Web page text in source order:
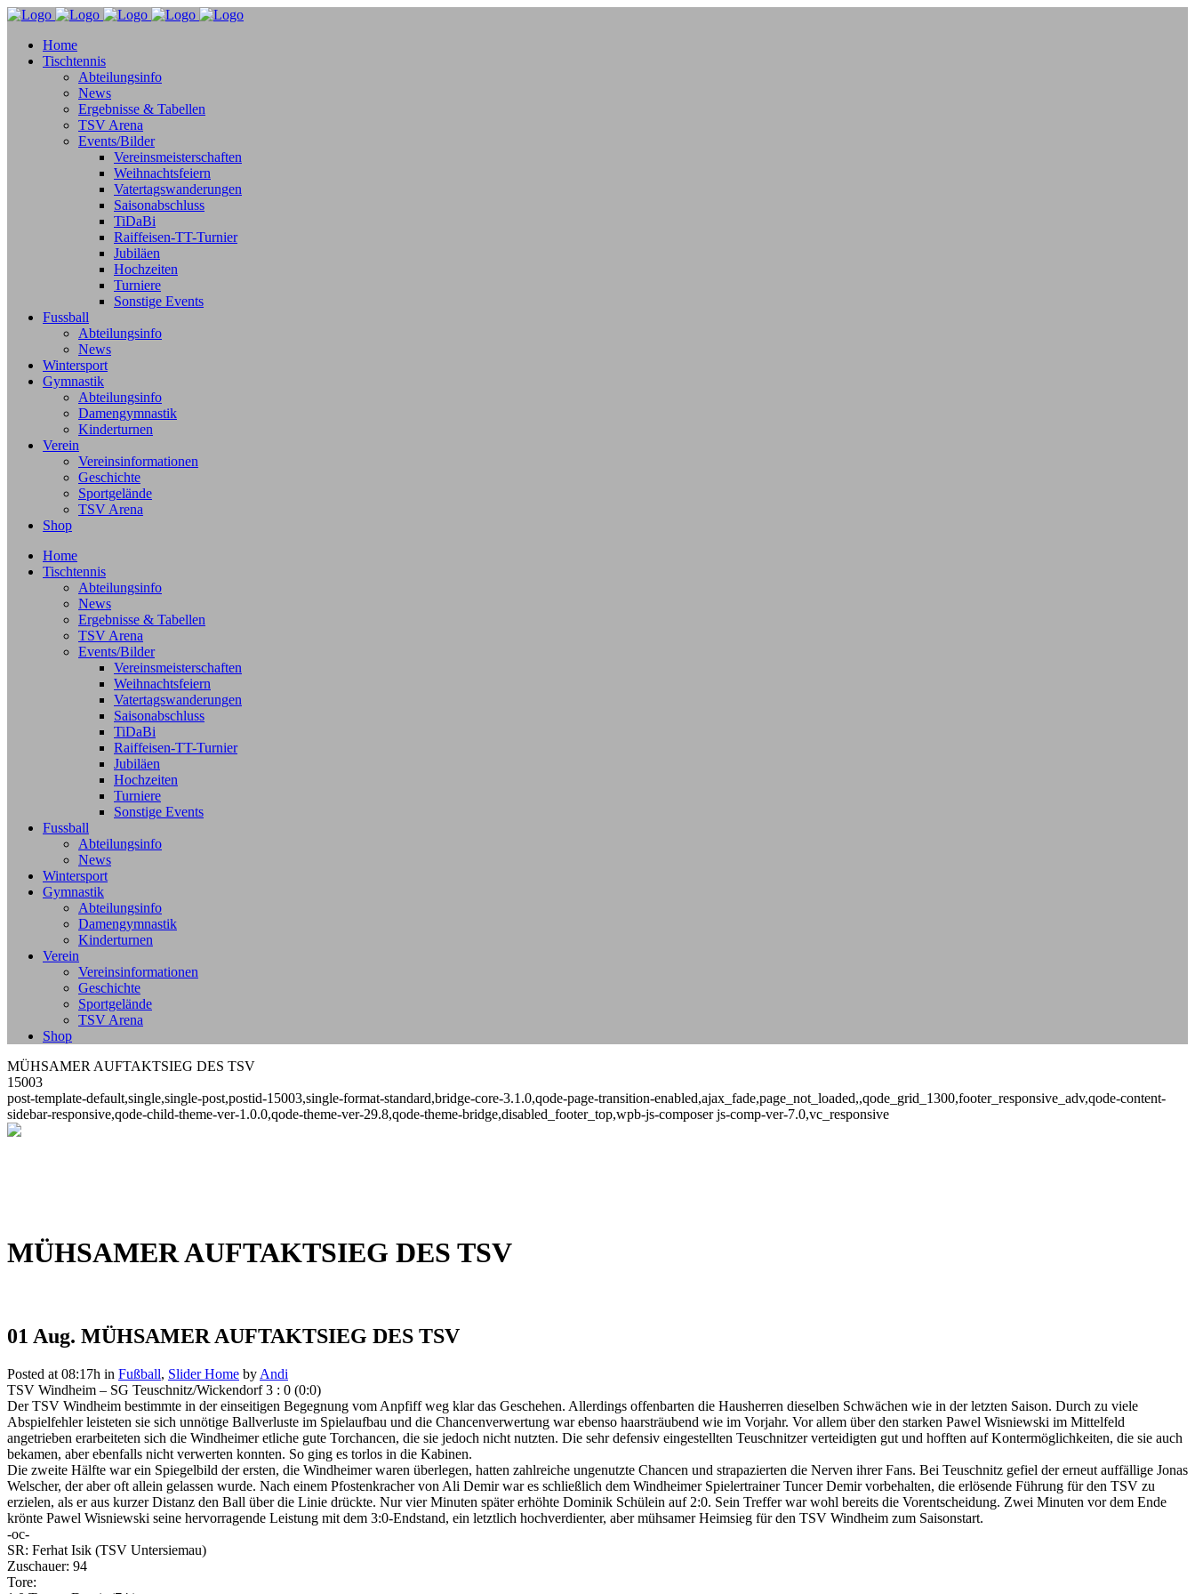
Home
Tischtennis
Abteilungsinfo
News
Ergebnisse & Tabellen
TSV Arena
Events/Bilder
Vereinsmeisterschaften
Weihnachtsfeiern
Vatertagswanderungen
Saisonabschluss
TiDaBi
Raiffeisen-TT-Turnier
Jubiläen
Hochzeiten
Turniere
Sonstige Events
Fussball
Abteilungsinfo
News
Wintersport
Gymnastik
Abteilungsinfo
Damengymnastik
Kinderturnen
Verein
Vereinsinformationen
Geschichte
Sportgelände
TSV Arena
Shop
Home
Tischtennis
Abteilungsinfo
News
Ergebnisse & Tabellen
TSV Arena
Events/Bilder
Vereinsmeisterschaften
Weihnachtsfeiern
Vatertagswanderungen
Saisonabschluss
TiDaBi
Raiffeisen-TT-Turnier
Jubiläen
Hochzeiten
Turniere
Sonstige Events
Fussball
Abteilungsinfo
News
Wintersport
Gymnastik
Abteilungsinfo
Damengymnastik
Kinderturnen
Verein
Vereinsinformationen
Geschichte
Sportgelände
TSV Arena
Shop
MÜHSAMER AUFTAKTSIEG DES TSV
15003
post-template-default,single,single-post,postid-15003,single-format-standard,bridge-core-3.1.0,qode-page-transition-enabled,ajax_fade,page_not_loaded,,qode_grid_1300,footer_responsive_adv,qode-content-
sidebar-responsive,qode-child-theme-ver-1.0.0,qode-theme-ver-29.8,qode-theme-bridge,disabled_footer_top,wpb-js-composer js-comp-ver-7.0,vc_responsive
MÜHSAMER AUFTAKTSIEG DES TSV
01 Aug. MÜHSAMER AUFTAKTSIEG DES TSV
Posted at 08:17h in Fußball, Slider Home by Andi
TSV Windheim – SG Teuschnitz/Wickendorf 3 : 0 (0:0)
Der TSV Windheim bestimmte in der einseitigen Begegnung vom Anpfiff weg klar das Geschehen. Allerdings offenbarten die Hausherren dieselben Schwächen wie in der letzten Saison. Durch zu viele
Abspielfehler leisteten sie sich unnötige Ballverluste im Spielaufbau und die Chancenverwertung war ebenso haarsträubend wie im Vorjahr. Vor allem über den starken Pawel Wisniewski im Mittelfeld
angetrieben erarbeiteten sich die Windheimer etliche gute Torchancen, die sie jedoch nicht nutzten. Die sehr defensiv eingestellten Teuschnitzer verteidigten gut und hofften auf Kontermöglichkeiten, die sie auch
bekamen, aber ebenfalls nicht verwerten konnten. So ging es torlos in die Kabinen.
Die zweite Hälfte war ein Spiegelbild der ersten, die Windheimer waren überlegen, hatten zahlreiche ungenutzte Chancen und strapazierten die Nerven ihrer Fans. Bei Teuschnitz gefiel der erneut auffällige Jonas
Welscher, der aber oft allein gelassen wurde. Nach einem Pfostenkracher von Ali Demir war es schließlich dem Windheimer Spielertrainer Tuncer Demir vorbehalten, die erlösende Führung für den TSV zu
erzielen, als er aus kurzer Distanz den Ball über die Linie drückte. Nur vier Minuten später erhöhte Dominik Schülein auf 2:0. Sein Treffer war wohl bereits die Vorentscheidung. Zwei Minuten vor dem Ende
krönte Pawel Wisniewski seine hervorragende Leistung mit dem 3:0-Endstand, ein letztlich hochverdienter, aber mühsamer Heimsieg für den TSV Windheim zum Saisonstart.
-oc-
SR: Ferhat Isik (TSV Untersiemau)
Zuschauer: 94
Tore: